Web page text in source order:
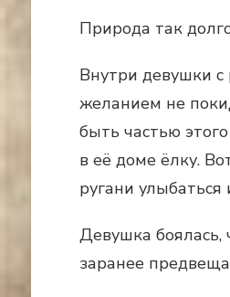
Природа так
Внутри девушки с
желанием не
быть частью
в её доме ёлку.
ругани
Девушка боялась,
заранее